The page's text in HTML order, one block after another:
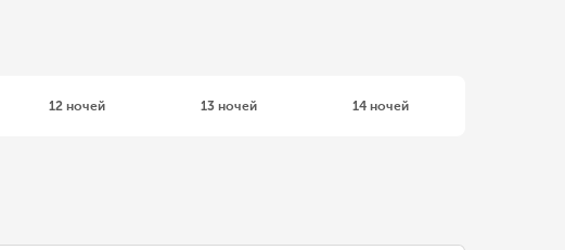
12 ночей 13 ночей 14 ночей